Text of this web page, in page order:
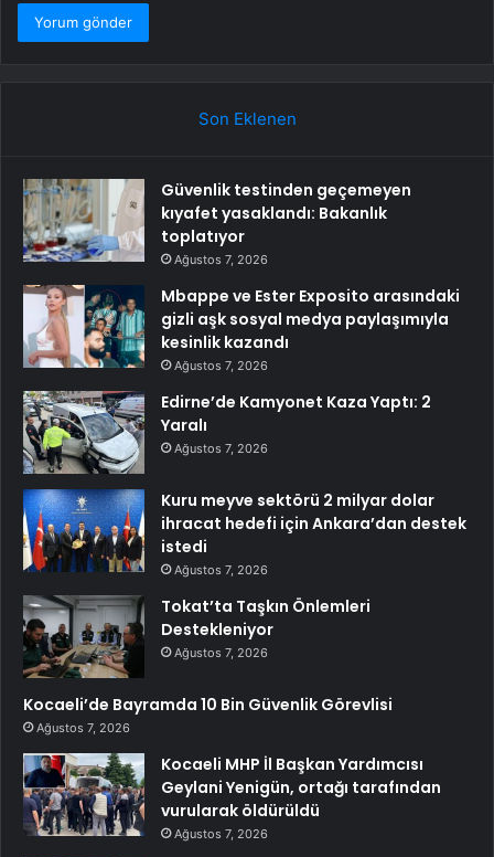
Son Eklenen
Güvenlik testinden geçemeyen
kıyafet yasaklandı: Bakanlık
toplatıyor
Ağustos 7, 2026
Mbappe ve Ester Exposito arasındaki
gizli aşk sosyal medya paylaşımıyla
kesinlik kazandı
Ağustos 7, 2026
Edirne’de Kamyonet Kaza Yaptı: 2
Yaralı
Ağustos 7, 2026
Kuru meyve sektörü 2 milyar dolar
ihracat hedefi için Ankara’dan destek
istedi
Ağustos 7, 2026
Tokat’ta Taşkın Önlemleri
Destekleniyor
Ağustos 7, 2026
Kocaeli’de Bayramda 10 Bin Güvenlik Görevlisi
Ağustos 7, 2026
Kocaeli MHP İl Başkan Yardımcısı
Geylani Yenigün, ortağı tarafından
vurularak öldürüldü
Ağustos 7, 2026